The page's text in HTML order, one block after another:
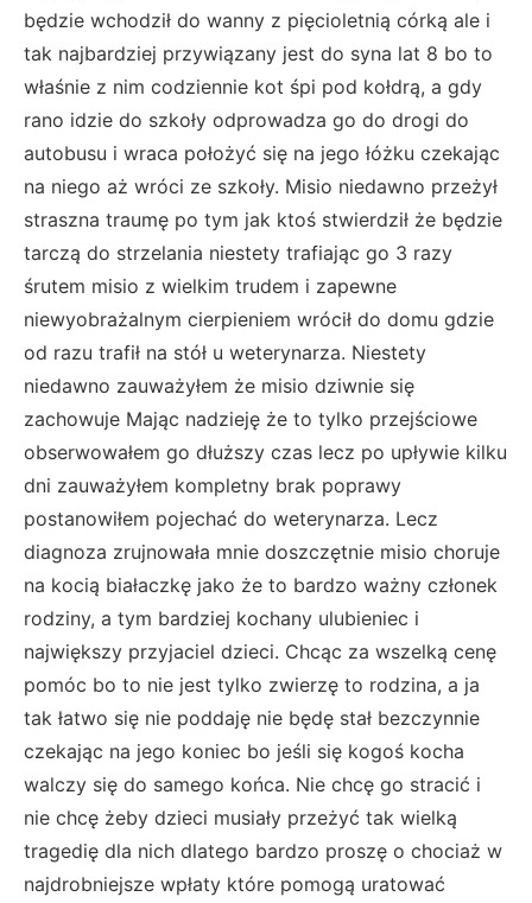
będzie wchodził do wanny z pięcioletnią córką ale i
tak najbardziej przywiązany jest do syna lat 8 bo to
właśnie z nim codziennie kot śpi pod kołdrą, a gdy
rano idzie do szkoły odprowadza go do drogi do
autobusu i wraca położyć się na jego łóżku czekając
na niego aż wróci ze szkoły. Misio niedawno przeżył
straszna traumę po tym jak ktoś stwierdził że będzie
tarczą do strzelania niestety trafiając go 3 razy
śrutem misio z wielkim trudem i zapewne
niewyobrażalnym cierpieniem wrócił do domu gdzie
od razu trafił na stół u weterynarza. Niestety
niedawno zauważyłem że misio dziwnie się
zachowuje Mając nadzieję że to tylko przejściowe
obserwowałem go dłuższy czas lecz po upływie kilku
dni zauważyłem kompletny brak poprawy
postanowiłem pojechać do weterynarza. Lecz
diagnoza zrujnowała mnie doszczętnie misio choruje
na kocią białaczkę jako że to bardzo ważny członek
rodziny, a tym bardziej kochany ulubieniec i
największy przyjaciel dzieci. Chcąc za wszelką cenę
pomóc bo to nie jest tylko zwierzę to rodzina, a ja
tak łatwo się nie poddaję nie będę stał bezczynnie
czekając na jego koniec bo jeśli się kogoś kocha
walczy się do samego końca. Nie chcę go stracić i
nie chcę żeby dzieci musiały przeżyć tak wielką
tragedię dla nich dlatego bardzo proszę o chociaż w
najdrobniejsze wpłaty które pomogą uratować